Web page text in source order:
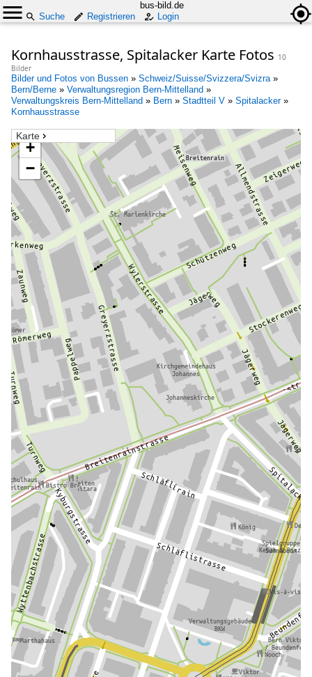
bus-bild.de
Suche
Registrieren Login
Kornhausstrasse, Spitalacker Karte Fotos 10
Bilder
Bilder und Fotos von Bussen » Schweiz/Suisse/Svizzera/Svizra»
Bern/Berne » Verwaltungsregion Bern-Mittelland »
Verwaltungskreis Bern-Mittelland » Bern » Stadtteil V » Spitalacker»
Kornhausstrasse
Karte
+
−